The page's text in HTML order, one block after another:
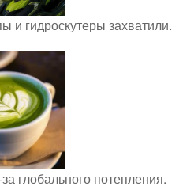
и гидроскутеры захватили.
глобального потепления.